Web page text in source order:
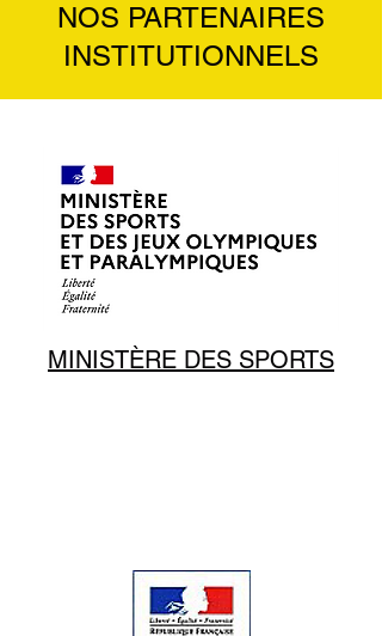
NOS PARTENAIRES
INSTITUTIONNELS
MINISTÈRE DES SPORTS